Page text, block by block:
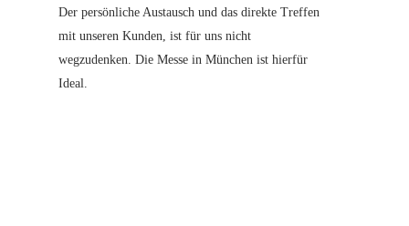
Der persönliche Austausch und das direkte Treffen
mit unseren Kunden, ist für uns nicht
wegzudenken. Die Messe in München ist hierfür
Ideal.